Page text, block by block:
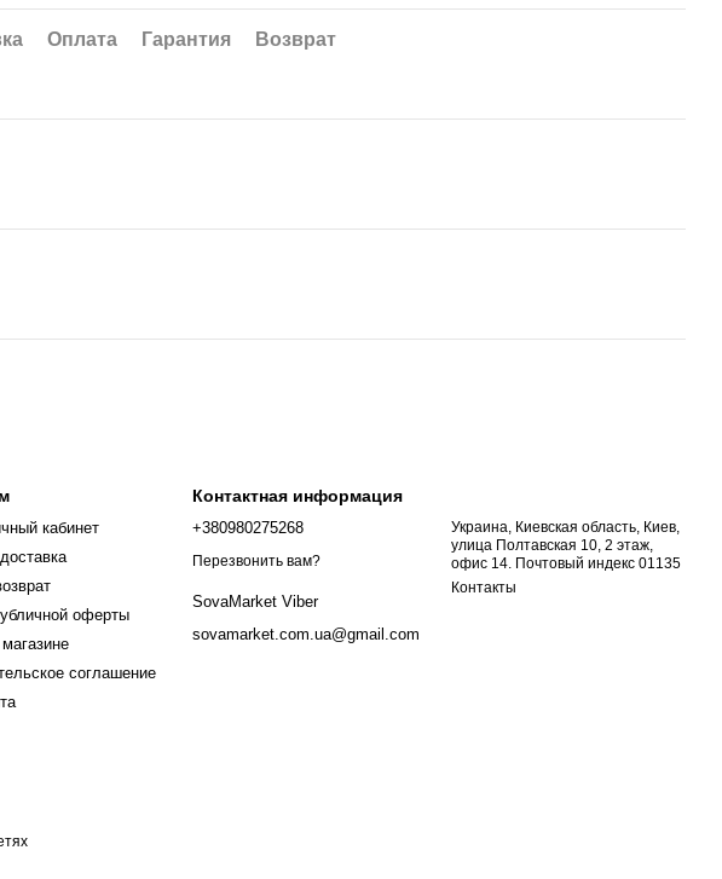
Оплата Гарантия Возврат
кабинет
оферты
соглашение
Контактная информация
+380980275268
Перезвонить вам?
SovaMarket Viber
sovamarket.com.ua@gmail.com
Украина, Киевская область, Киев,
улица Полтавская 10, 2 этаж,
офис 14. Почтовый индекс 01135
Контакты